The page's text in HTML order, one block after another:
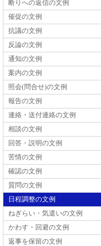
断りへの返信の文例
催促の文例
抗議の文例
反論の文例
通知の文例
案内の文例
照会(問合せ)の文例
報告の文例
連絡・送付連絡の文例
相談の文例
回答・説明の文例
苦情の文例
確認の文例
質問の文例
日程調整の文例
ねぎらい・気遣いの文例
かわす・回避の文例
返事を保留の文例